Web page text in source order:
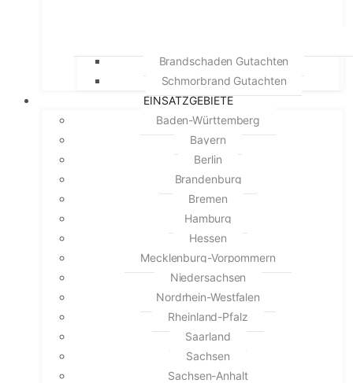
Brandschaden Gutachten
Schmorbrand Gutachten
EINSATZGEBIETE
Baden-Württemberg
Bayern
Berlin
Brandenburg
Bremen
Hamburg
Hessen
Mecklenburg-Vorpommern
Niedersachsen
Nordrhein-Westfalen
Rheinland-Pfalz
Saarland
Sachsen
Sachsen-Anhalt